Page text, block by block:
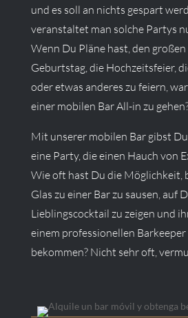
und es soll an nichts gespart
veranstaltet man solche Partys
Wenn Du Pläne hast, den
Geburtstag, die Hochzeitsfeier,
oder etwas anderes zu feiern,
einer mobilen Bar All-in zu
Mit unserer mobilen Bar gibst
eine Party, die einen Hauch von
Wie oft hast Du die Möglichkeit,
Glas zu einer Bar zu sausen, auf
Lieblingscocktail zu zeigen und
einem professionellen
bekommen? Nicht sehr oft,